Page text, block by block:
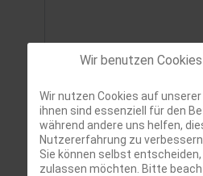
Captcha*
E-Mail senden
Wir benutzen Cookies
Wir nutzen Cookies auf unserer
ihnen sind essenziell für den
während andere uns helfen,
Nutzererfahrung zu
Sie können selbst entscheiden,
zulassen möchten. Bitte